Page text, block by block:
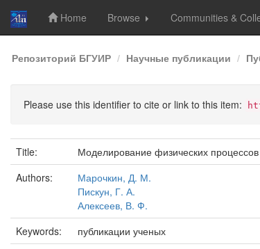
Skip
navigation
Home Browse Communities &
Репозиторий БГУИР Научные публикации
Please use this identifier to cite or link to this item:
Title:
Моделирование физических
Authors:
Марочкин, Д. М.
Пискун, Г. А.
Алексеев, В. Ф.
Keywords:
публикации ученых